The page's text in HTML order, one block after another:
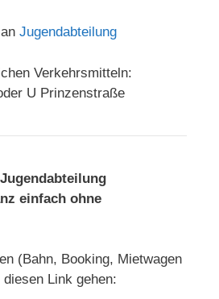
Jugendabteilung
Verkehrsmitteln:
U Prinzenstraße
einfach ohne
(Bahn, Booking, Mietwagen
Link gehen: